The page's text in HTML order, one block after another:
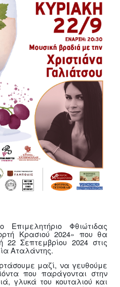
Φθιώτιδας
Κρασιού 2024» που θα
Σεπτεμβρίου 2024 στις
Αταλάντης.
μαζί, να γευθούμε
που παράγονται στην
γλυκά του κουταλιού και